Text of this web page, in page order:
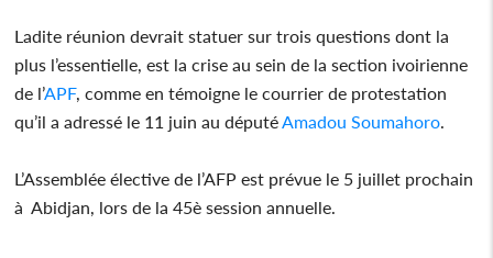
Ladite réunion devrait statuer sur trois questions dont la
plus l’essentielle, est la crise au sein de la section ivoirienne
de l’APF, comme en témoigne le courrier de protestation
qu’il a adressé le 11 juin au député Amadou Soumahoro
L’Assemblée élective de l’AFP est prévue le 5 juillet prochain
à Abidjan, lors de la 45è session annuelle.